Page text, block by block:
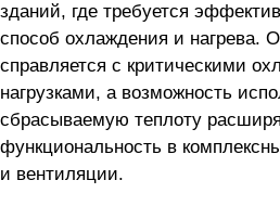
зданий, где требуется
способ охлаждения и нагрева.
справляется с критическими
нагрузками, а возможность
сбрасываемую теплоту
функциональность в
и вентиляции.